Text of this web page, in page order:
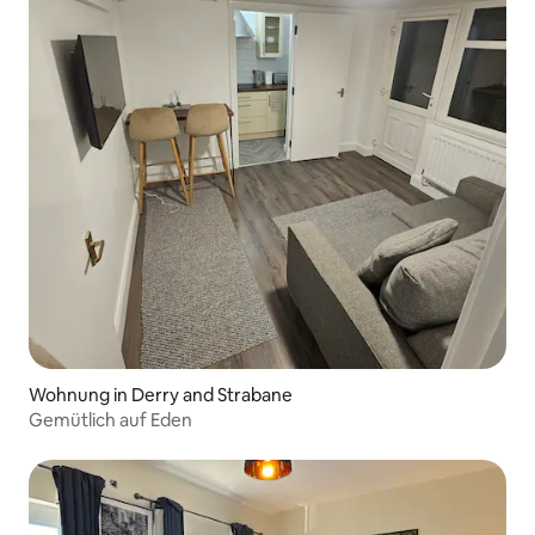
Wohnung in Derry and Strabane
Gemütlich auf Eden